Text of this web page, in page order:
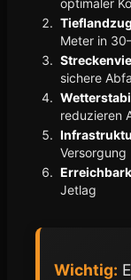
optimaler
Meter in
sichere
reduzieren
Versorgung
Jetlag
Wichtig: